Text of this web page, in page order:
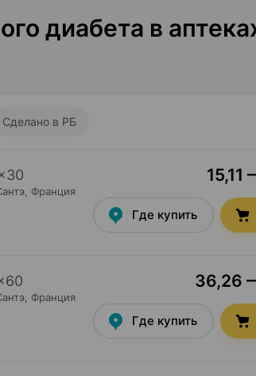
диабета в
Сделано в РБ
30
, Франция
15,11
Где купить
60
, Франция
36,26
Где купить